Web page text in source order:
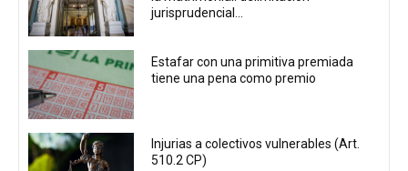
jurisprudencial...
Estafar con una primitiva premiada
tiene una pena como premio
Injurias a colectivos vulnerables (Art.
510.2 CP)